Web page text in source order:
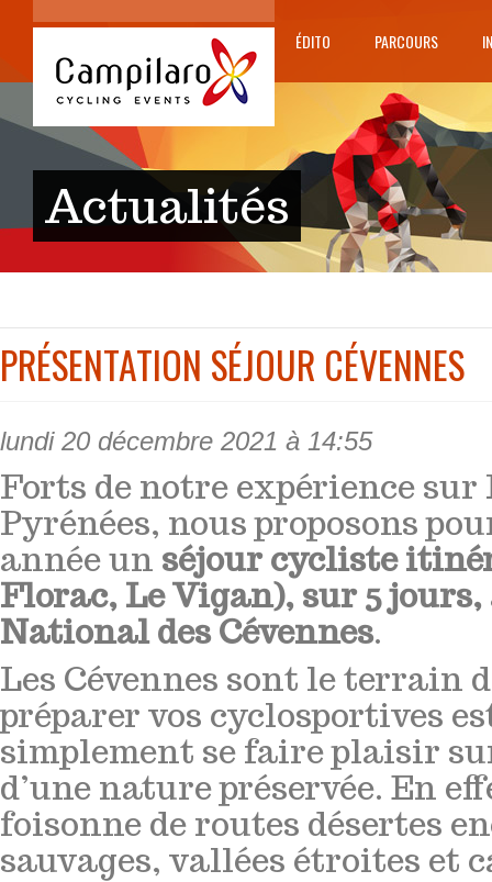
ÉDITO PARCOURS
Actualités
PRÉSENTATION SÉJOUR CÉVENNES
lundi 20 décembre 2021 à 14:55
Forts de notre expérience
Pyrénées, nous proposons
année un séjour cycliste
Florac, Le Vigan), sur 5
National des Cévennes.
Les Cévennes sont le terrain
préparer vos cyclosportives
simplement se faire plaisir
d’une nature préservée. En
foisonne de routes désertes
sauvages, vallées étroites et